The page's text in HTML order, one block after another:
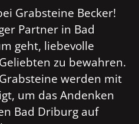
Grabsteine Becker!
Partner in Bad
geht, liebevolle
zu bewahren.
werden mit
um das Andenken
Bad Driburg auf